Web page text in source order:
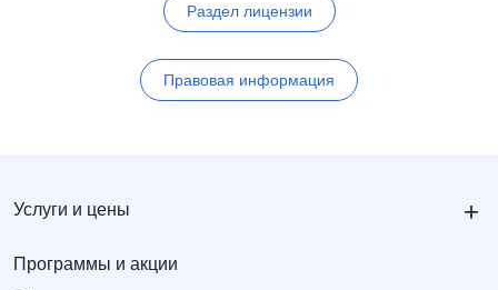
Раздел лицензии
Правовая информация
Услуги и цены +
Программы и акции